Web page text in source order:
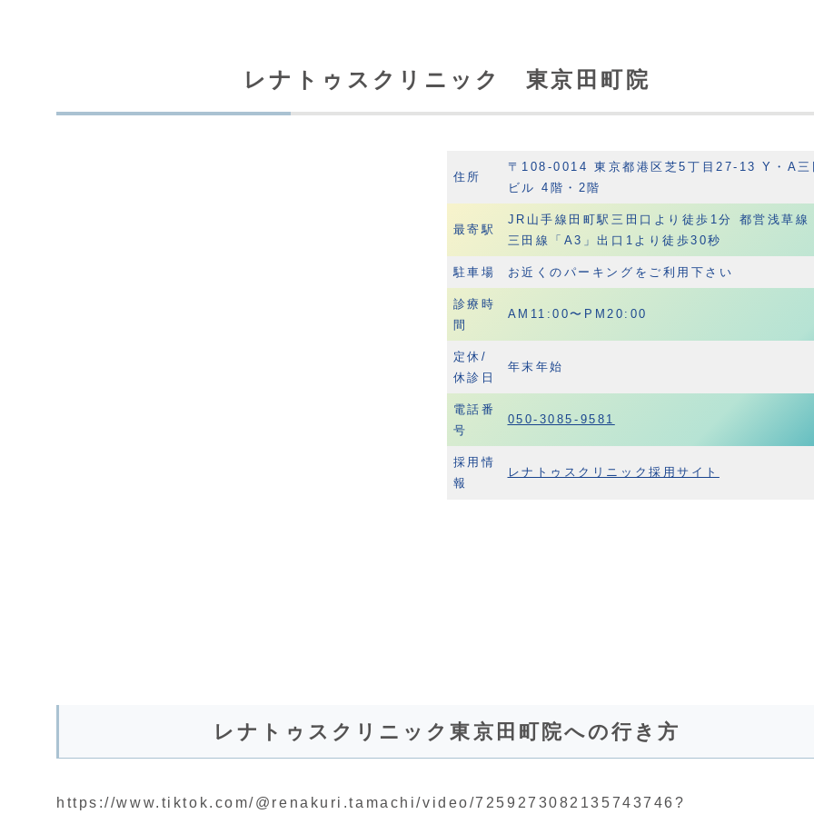
レナトゥスクリニック 東京田町院
住所
〒108-0014 東京都港区芝5丁目27-13 Y・A三
ビル 4階・2階
最寄駅
JR山手線田町駅三田口より徒歩1分 都営浅草線
三田線「A3」出口1より徒歩30秒
駐車場 お近くのパーキングをご利用下さい
診療時
間
AM11:00〜PM20:00
定休/
休診日
年末年始
電話番
号
050-3085-9581
採用情
報
レナトゥスクリニック採用サイト
レナトゥスクリニック東京田町院への行き方
https://www.tiktok.com/@renakuri.tamachi/video/7259273082135743746?